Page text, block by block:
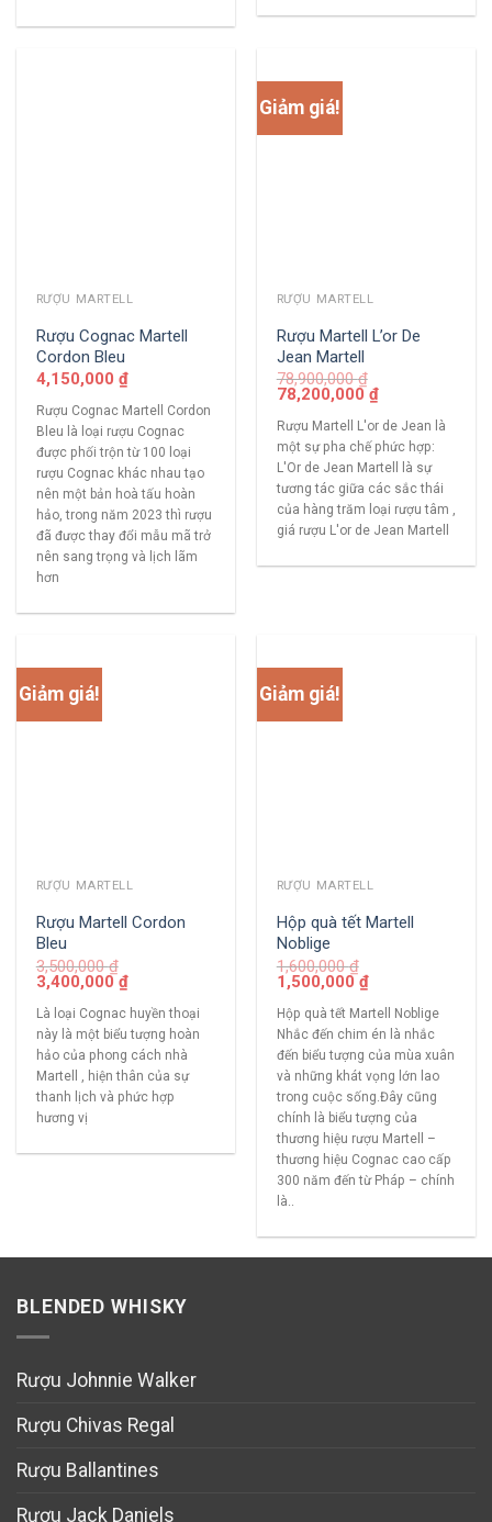
RƯỢU MARTELL
Rượu Cognac Martell
Cordon Bleu
4,150,000 ₫
Rượu Cognac Martell Cordon
Bleu là loại rượu Cognac
được phối trộn từ 100 loại
rượu Cognac khác nhau tạo
nên một bản hoà tấu hoàn
hảo, trong năm 2023 thì rượu
đã được thay đổi mẫu mã trở
nên sang trọng và lịch lãm
hơn
Giảm giá!
RƯỢU MARTELL
Rượu Martell L’or De
Jean Martell
78,900,000₫
78,200,000₫
Rượu Martell L'or de Jean là
một sự pha chế phức hợp:
L'Or de Jean Martell là sự
tương tác giữa các sắc thái
của hàng trăm loại rượu tâm ,
giá rượu L'or de Jean Martell
Giảm giá!
RƯỢU MARTELL
Rượu Martell Cordon
Bleu
3,500,000₫
3,400,000₫
Là loại Cognac huyền thoại
này là một biểu tượng hoàn
hảo của phong cách nhà
Martell , hiện thân của sự
thanh lịch và phức hợp
hương vị
Giảm giá!
RƯỢU MARTELL
Hộp quà tết Martell
Noblige
1,600,000₫
1,500,000₫
Hộp quà tết Martell Noblige
Nhắc đến chim én là nhắc
đến biểu tượng của mùa xuân
và những khát vọng lớn lao
trong cuộc sống.Đây cũng
chính là biểu tượng của
thương hiệu rượu Martell –
thương hiệu Cognac cao cấp
300 năm đến từ Pháp – chính
là..
BLENDED WHISKY
Rượu Johnnie Walker
Rượu Chivas Regal
Rượu Ballantines
Rượu Jack Daniels